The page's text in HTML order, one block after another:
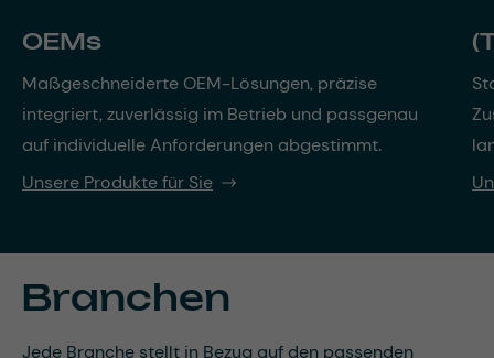
OEMs
Maßgeschneiderte OEM-Lösungen, präzise
integriert, zuverlässig im Betrieb und passgenau
auf individuelle Anforderungen abgestimmt.
Unsere Produkte für Sie
Branchen
Jede Branche stellt in Bezug auf den passenden